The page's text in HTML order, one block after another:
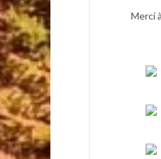
Merci